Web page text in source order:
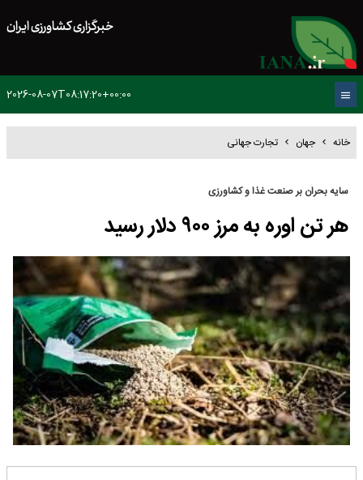
خبرگزاری کشاورزی ایران
2026-08-07T08:17:20+00:00
خانه جهان تجارت جهانی
سایه بحران بر صنعت غذا و کشاورزی
هر تن اوره به مرز ۹۰۰ دلار رسید